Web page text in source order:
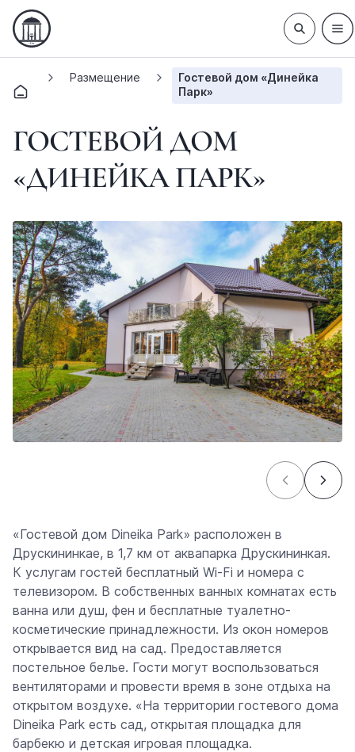
Размещение
Гостевой дом «Динейка
Парк»
ГОСТЕВОЙ ДОМ
«ДИНЕЙКА ПАРК»
«Гостевой дом Dineika Park» расположен в
Друскининкае, в 1,7 км от аквапарка Друскининкая.
К услугам гостей бесплатный Wi-Fi и номера с
телевизором. В собственных ванных комнатах есть
ванна или душ, фен и бесплатные туалетно-
косметические принадлежности. Из окон номеров
открывается вид на сад. Предоставляется
постельное белье. Гости могут воспользоваться
вентиляторами и провести время в зоне отдыха на
открытом воздухе. «На территории гостевого дома
Dineika Park есть сад, открытая площадка для
барбекю и детская игровая площадка.